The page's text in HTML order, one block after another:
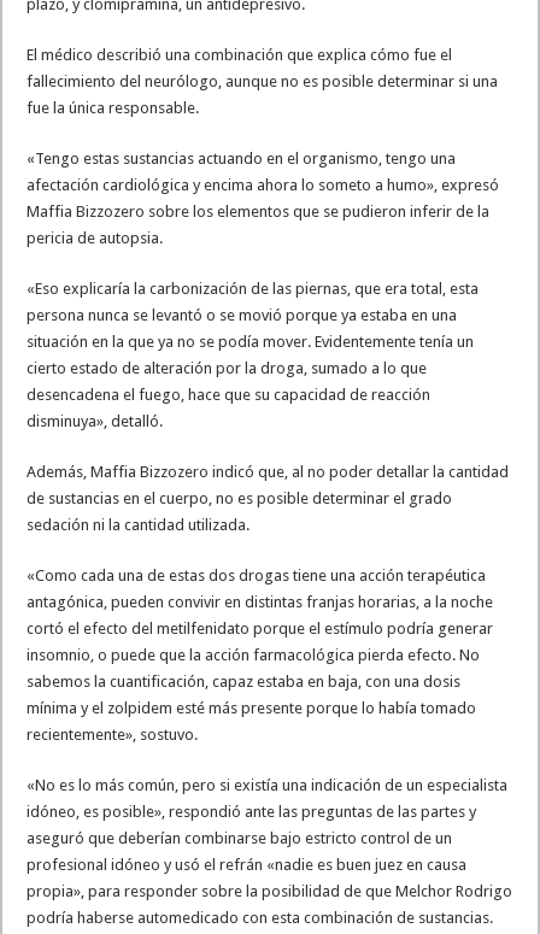
plazo, y clomipramina, un antidepresivo.
El médico describió una combinación que explica cómo fue el
fallecimiento del neurólogo, aunque no es posible determinar si una
fue la única responsable.
«Tengo estas sustancias actuando en el organismo, tengo una
afectación cardiológica y encima ahora lo someto a humo», expresó
Maffia Bizzozero sobre los elementos que se pudieron inferir de la
pericia de autopsia.
«Eso explicaría la carbonización de las piernas, que era total, esta
persona nunca se levantó o se movió porque ya estaba en una
situación en la que ya no se podía mover. Evidentemente tenía un
cierto estado de alteración por la droga, sumado a lo que
desencadena el fuego, hace que su capacidad de reacción
disminuya», detalló.
Además, Maffia Bizzozero indicó que, al no poder detallar la cantidad
de sustancias en el cuerpo, no es posible determinar el grado
sedación ni la cantidad utilizada.
«Como cada una de estas dos drogas tiene una acción terapéutica
antagónica, pueden convivir en distintas franjas horarias, a la noche
cortó el efecto del metilfenidato porque el estímulo podría generar
insomnio, o puede que la acción farmacológica pierda efecto. No
sabemos la cuantificación, capaz estaba en baja, con una dosis
mínima y el zolpidem esté más presente porque lo había tomado
recientemente», sostuvo.
«No es lo más común, pero si existía una indicación de un especialista
idóneo, es posible», respondió ante las preguntas de las partes y
aseguró que deberían combinarse bajo estricto control de un
profesional idóneo y usó el refrán «nadie es buen juez en causa
propia», para responder sobre la posibilidad de que Melchor Rodrigo
podría haberse automedicado con esta combinación de sustancias.